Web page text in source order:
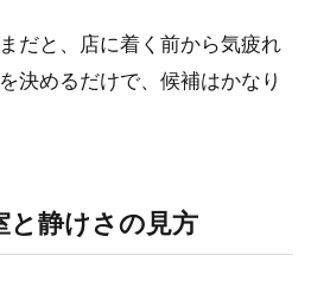
だと、店に着く前から気疲れ
決めるだけで、候補はかなり
と静けさの見方